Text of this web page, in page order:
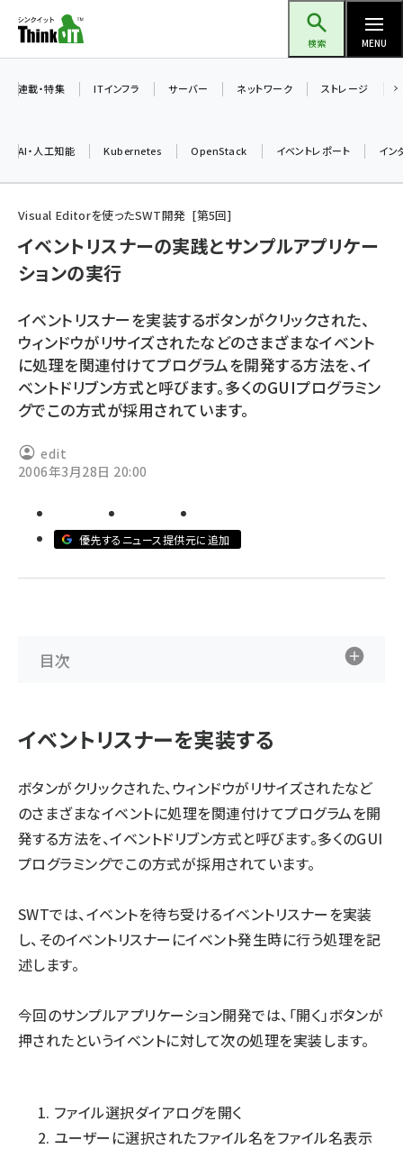
ン
ツ
検索 MENU
加藤銘のチーム貢献～仲間と築いた勝利の絆～ (2325)
iot女子会 (2290)
drupal (1963)
genai (1492)
abc123 (1367)
連載・特集 ITインフラ サーバー ネットワーク ストレージ
AI・人工知能 Kubernetes OpenStack イベントレポート イン
Visual Editorを使ったSWT開発 第5回
イベントリスナーの実践とサンプルアプリケー
ションの実行
イベントリスナーを実装するボタンがクリックされた、
ウィンドウがリサイズされたなどのさまざまなイベント
に処理を関連付けてプログラムを開発する方法を、イ
ベントドリブン方式と呼びます。多くのGUIプログラミン
グでこの方式が採用されています。
edit
2006年3月28日 20:00
優先するニュース提供元に追加
目次
イベントリスナーを実装する
ボタンがクリックされた、ウィンドウがリサイズされたなど
のさまざまなイベントに処理を関連付けてプログラムを開
発する方法を、イベントドリブン方式と呼びます。多くのGUI
プログラミングでこの方式が採用されています。
SWTでは、イベントを待ち受けるイベントリスナーを実装
し、そのイベントリスナーにイベント発生時に行う処理を記
述します。
今回のサンプルアプリケーション開発では、「開く」ボタンが
押されたというイベントに対して次の処理を実装します。
ファイル選択ダイアログを開く
ユーザーに選択されたファイル名をファイル名表示